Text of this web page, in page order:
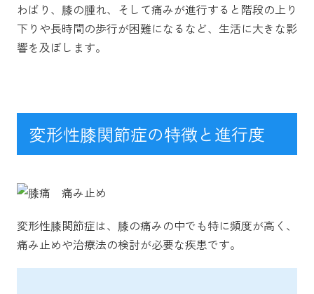
わばり、膝の腫れ、そして痛みが進行すると階段の上り
下りや長時間の歩行が困難になるなど、生活に大きな影
響を及ぼします。
変形性膝関節症の特徴と進行度
変形性膝関節症は、膝の痛みの中でも特に頻度が高く、
痛み止めや治療法の検討が必要な疾患です。